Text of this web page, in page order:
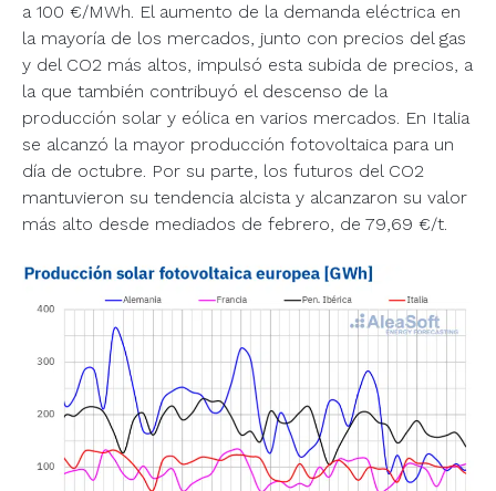
a 100 €/MWh. El aumento de la demanda eléctrica en
la mayoría de los mercados, junto con precios del gas
y del CO2 más altos, impulsó esta subida de precios, a
la que también contribuyó el descenso de la
producción solar y eólica en varios mercados. En Italia
se alcanzó la mayor producción fotovoltaica para un
día de octubre. Por su parte, los futuros del CO2
mantuvieron su tendencia alcista y alcanzaron su valor
más alto desde mediados de febrero, de 79,69 €/t.